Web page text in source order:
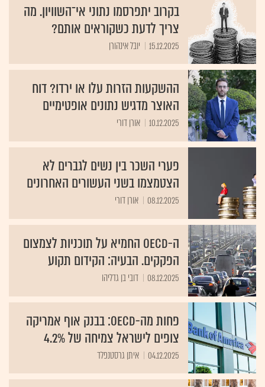
בקרוב יתפרסמו נתוני אי־השוויון. מה
צריך לדעת כשקוראים אותם?
15.12.2025 יובל אינהורן
ההשקעות הזרות עלו או ירדו? דוח
האוצר מדגיש נתונים אופטימיים
10.12.2025 אורן דורי
פערי השכר בין נשים לגברים לא
הצטמצמו בשני העשורים האחרונים
08.12.2025 אורן דורי
ה-OECD החמיא על תוכניות לצמצום
הפקקים. הבעיה: הקידום תקוע
08.12.2025 דובי בן גדליהו
פחות מה-OECD: בבנק אוף אמריקה
צופים לישראל צמיחה של 4.2%
04.12.2025 איתן גרסטנפלד